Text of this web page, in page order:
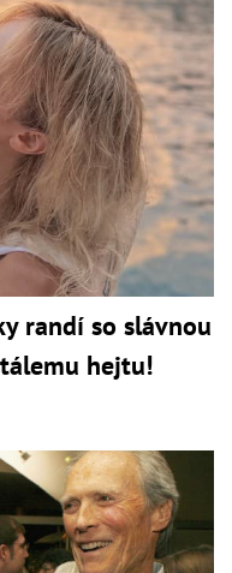
randí so slávnou
hejtu!